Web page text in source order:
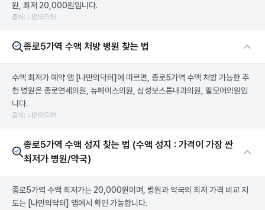
원, 최저 20,000원입니다.
출처: 나만의닥터
종로5가역 수액 처방 병원 찾는 법
수액 최저가 예약 앱 [나만의닥터] 에 따르면, 종로5가역 수액 처방 가능한 추
천 병원은 종로연세의원, 뉴페이스의원, 삼성보스톤내과의원, 필모어의원입
니다.
출처: 나만의닥터
종로5가역 수액 성지 찾는 법 (수액 성지 : 가격이 가장 싼
최저가 병원/약국)
종로5가역 수액 최저가는 20,000원이며, 병원과 약국의 최저 가격 비교 지
도는 [나만의닥터] 앱에서 확인 가능합니다.